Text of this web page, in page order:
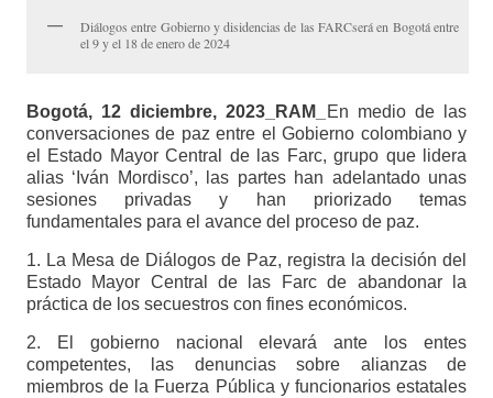
Diálogos entre Gobierno y disidencias de las FARCserá en Bogotá entre
el 9 y el 18 de enero de 2024
Bogotá, 12 diciembre, 2023_RAM_
En medio de las
conversaciones de paz entre el Gobierno colombiano y
el Estado Mayor Central de las Farc, grupo que lidera
alias ‘Iván Mordisco’, las partes han adelantado unas
sesiones privadas y han priorizado temas
fundamentales para el avance del proceso de paz.
1. La Mesa de Diálogos de Paz, registra la decisión del
Estado Mayor Central de las Farc de abandonar la
práctica de los secuestros con fines económicos.
2. El gobierno nacional elevará ante los entes
competentes, las denuncias sobre alianzas de
miembros de la Fuerza Pública y funcionarios estatales